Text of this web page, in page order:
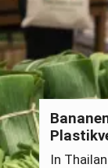
In